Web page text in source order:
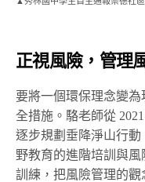
正視風險，管理
要將一個環保理念變
全措施。駱老師從
逐步規劃垂降淨山行
野教育的進階培訓與
訓練，把風險管理的